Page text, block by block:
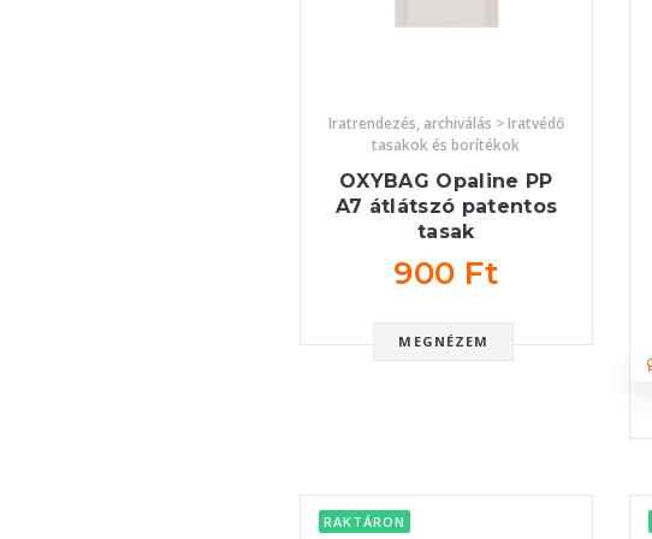
Iratrendezés, archiválás > Iratvédő
tasakok és borítékok
OXYBAG Opaline PP
A7 átlátszó patentos
tasak
900 Ft
MEGNÉZEM
RAKTÁRON